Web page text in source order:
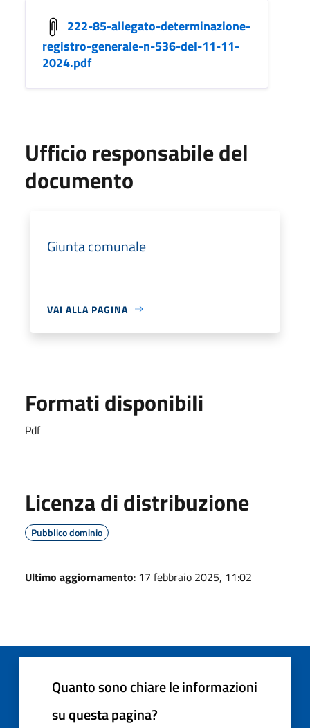
222-85-allegato-determinazione-
registro-generale-n-536-del-11-11-
2024.pdf
Ufficio responsabile del
documento
Giunta comunale
VAI ALLA PAGINA
Formati disponibili
Pdf
Licenza di distribuzione
Pubblico dominio
Ultimo aggiornamento: 17 febbraio 2025, 11:02
Quanto sono chiare le informazioni
su questa pagina?